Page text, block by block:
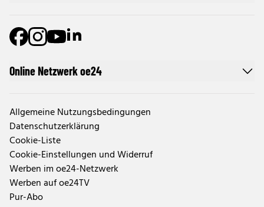
Online Netzwerk oe24
Allgemeine Nutzungsbedingungen
Datenschutzerklärung
Cookie-Liste
Cookie-Einstellungen und Widerruf
Werben im oe24-Netzwerk
Werben auf oe24TV
Pur-Abo